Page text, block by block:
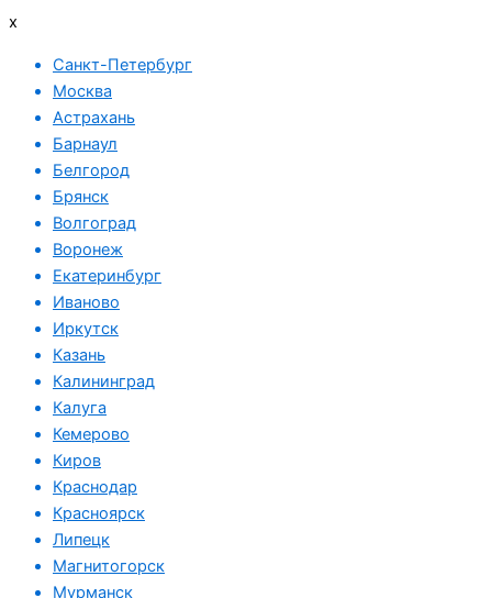
x
Санкт-Петербург
Москва
Астрахань
Барнаул
Белгород
Брянск
Волгоград
Воронеж
Екатеринбург
Иваново
Иркутск
Казань
Калининград
Калуга
Кемерово
Киров
Краснодар
Красноярск
Липецк
Магнитогорск
Мурманск